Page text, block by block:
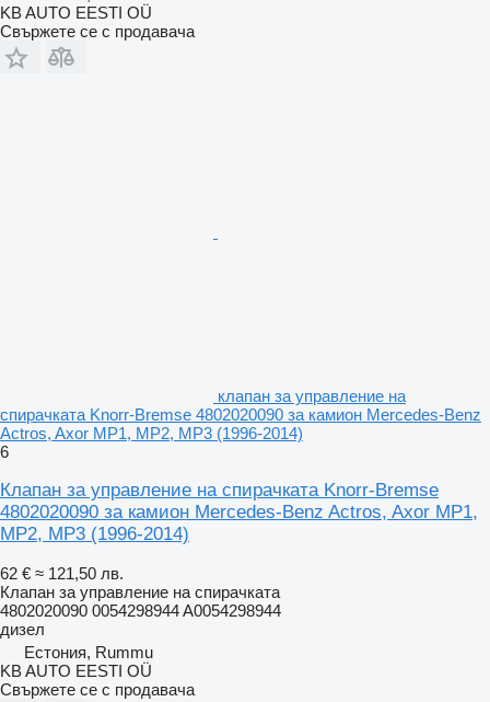
KB AUTO EESTI OÜ
Свържете се с продавача
клапан за управление на
спирачката Knorr-Bremse 4802020090 за камион Mercedes-Benz
Actros, Axor MP1, MP2, MP3 (1996-2014)
6
Клапан за управление на спирачката Knorr-Bremse
4802020090 за камион Mercedes-Benz Actros, Axor MP1,
MP2, MP3 (1996-2014)
62 € ≈ 121,50 лв.
Клапан за управление на спирачката
4802020090 0054298944 A0054298944
дизел
Естония, Rummu
KB AUTO EESTI OÜ
Свържете се с продавача